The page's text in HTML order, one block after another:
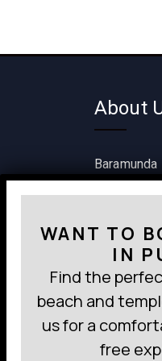
About
a range
AC, classic
rooms. It
within a
WANT TO
IN
Find the
beach and
us for a
free